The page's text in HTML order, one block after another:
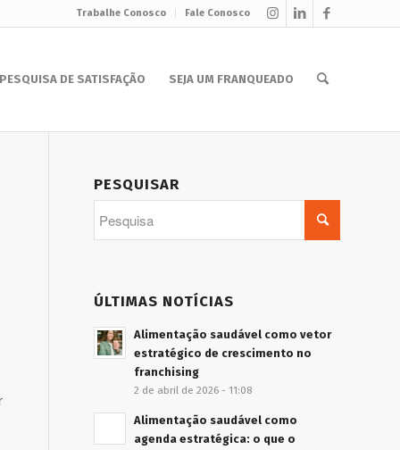
Trabalhe Conosco Fale Conosco
PESQUISA DE SATISFAÇÃO SEJA UM FRANQUEADO
PESQUISAR
ÚLTIMAS NOTÍCIAS
Alimentação saudável como vetor
estratégico de crescimento no
franchising
2 de abril de 2026 - 11:08
Alimentação saudável como
agenda estratégica: o que o